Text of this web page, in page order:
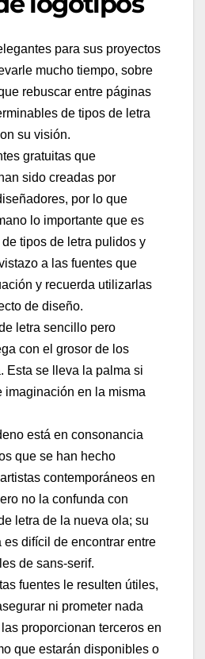
para sus proyectos
mucho tiempo, sobre
rebuscar entre páginas
de tipos de letra
su visión.
gratuitas que
sido creadas por
por lo que
lo importante que es
tipos de letra pulidos y
a las fuentes que
y recuerda utilizarlas
de diseño.
letra sencillo pero
con el grosor de los
Esta se lleva la palma si
imaginación en la misma
está en consonancia
que se han hecho
contemporáneos en
no la confunda con
letra de la nueva ola; su
difícil de encontrar entre
de sans-serif.
fuentes le resulten útiles,
ni prometer nada
proporcionan terceros en
que estarán disponibles o